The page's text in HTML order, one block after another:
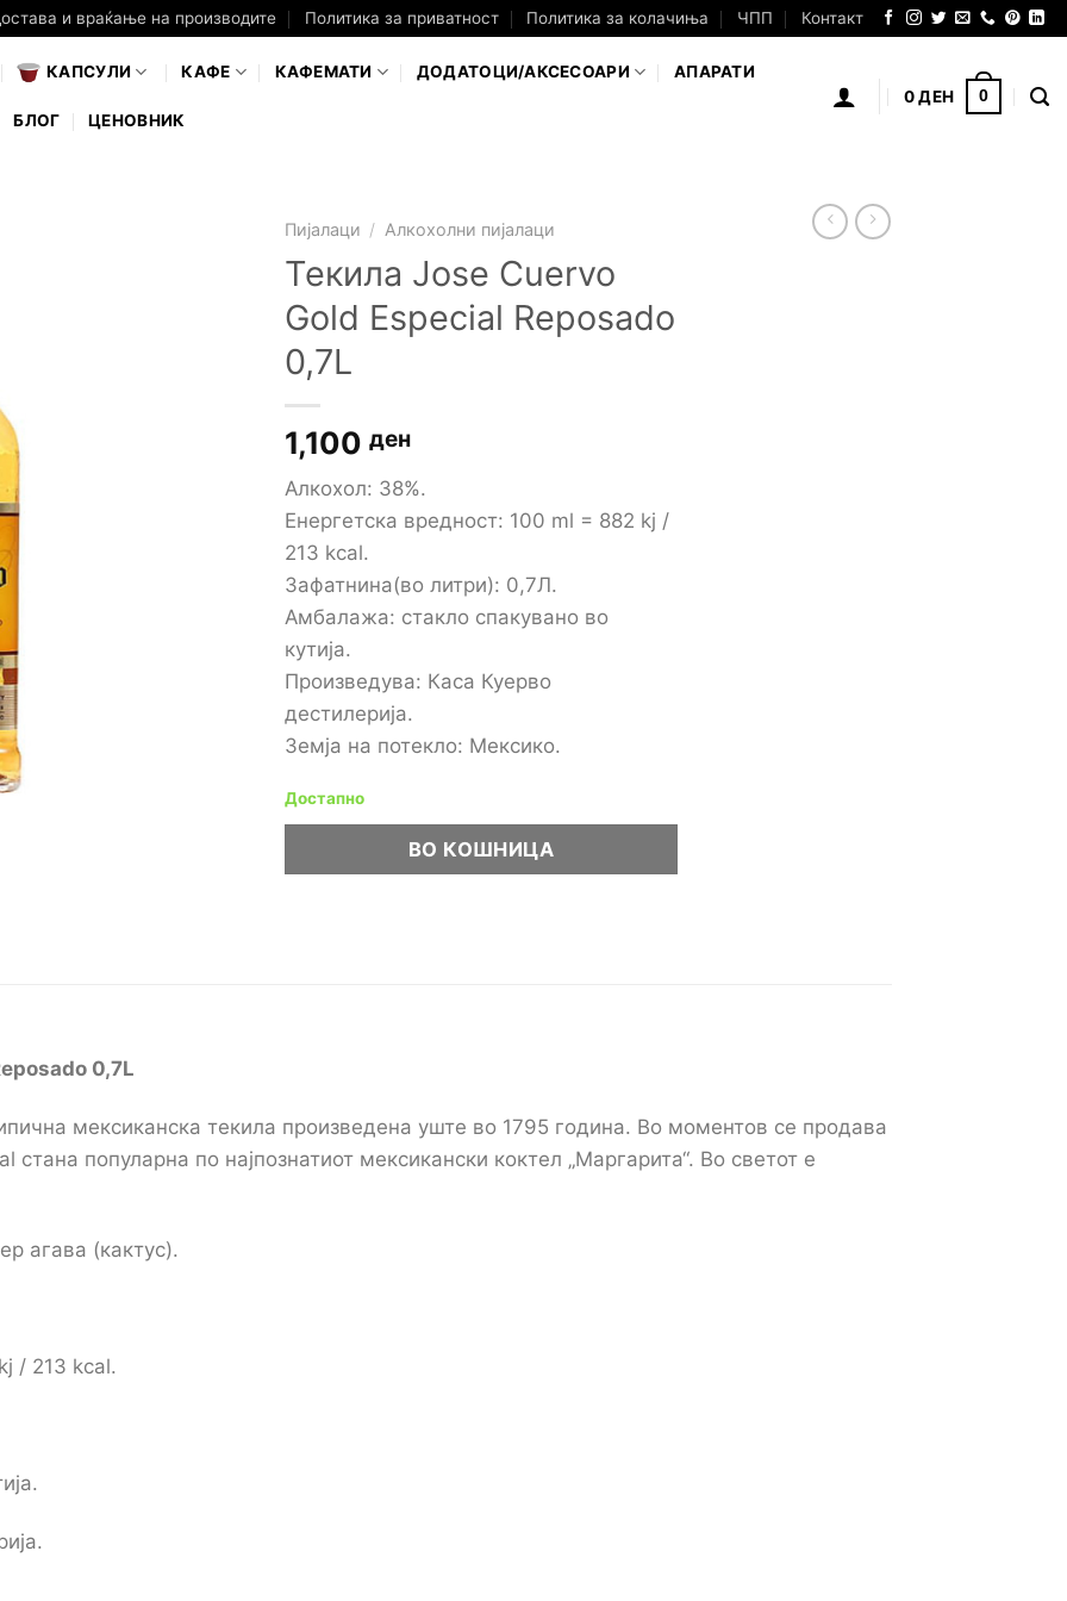
и враќање на производите Политика за приватност Политика за колачиња ЧПП Контакт
КАПСУЛИ КАФЕ КАФЕМАТИ ДОДАТОЦИ/АКСЕСОАРИ АПАРАТИ
БЛОГ ЦЕНОВНИК
0ДЕН 0
Пијалаци / Алкохолни пијалаци
Текила Jose Cuervo
Gold Especial Reposado
0,7L
1,100 ден
Алкохол: 38%.
Енергетска вредност: 100 ml = 882 kj /
213 kcal.
Зафатнина(во литри): 0,7Л.
Амбалажа: стакло спакувано во
кутија.
Произведува: Каса Куерво
дестилерија.
Земја на потекло: Мексико.
Достапно
ВО КОШНИЦА
0,7L
мексиканска текила произведена уште во 1795 година. Во моментов се продава
популарна по најпознатиот мексикански коктел „Маргарита“. Во светот е
агава (кактус).
/ 213 kcal.